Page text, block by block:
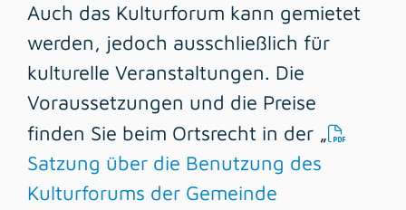
Auch das Kulturforum kann gemietet
werden, jedoch ausschließlich für
kulturelle Veranstaltungen. Die
Voraussetzungen und die Preise
finden Sie beim Ortsrecht in der „
Satzung über die Benutzung des
Kulturforums der Gemeinde